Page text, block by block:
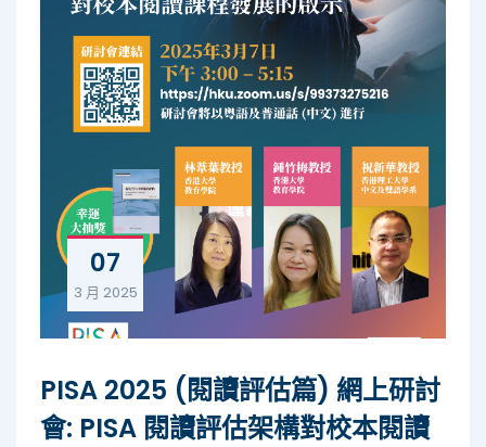
07
3 月 2025
PISA 2025 (閱讀評估篇) 網上研討
會: PISA 閱讀評估架構對校本閱讀